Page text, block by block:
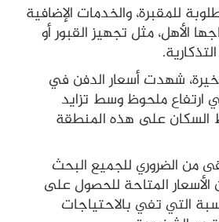
للمقبرة، والخدمات الإضافية
الأهل، مثل تجهيز القبور أو
شهدت أسعار الدفن في
ارتفاع ملحوظ وسط تزايد
على هذه المنطقة
من الضروري للجميع البحث
الأسعار المتاحة للحصول على
التي تفي بالاحتياجات